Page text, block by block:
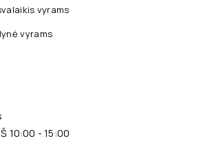
vyrams
vyrams
10:00 - 15:00